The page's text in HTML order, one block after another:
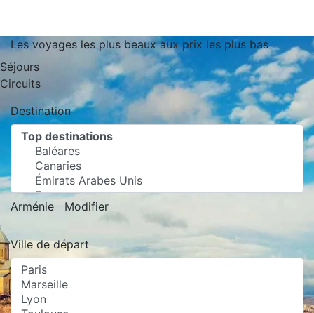
Les voyages les plus beaux aux prix les plus bas
Séjours
Circuits
Destination
Arménie Modifier
Ville de départ